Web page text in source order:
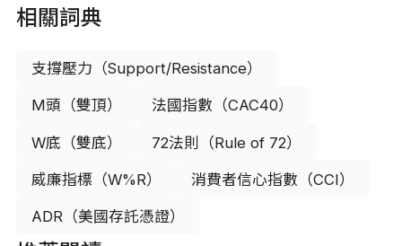
相關詞典
支撐壓力（Support/Resistance）
M頭（雙頂） 法國指數（CAC40）
W底（雙底） 72法則（Rule of 72）
威廉指標（W%R） 消費者信心指數（CCI）
ADR（美國存託憑證）